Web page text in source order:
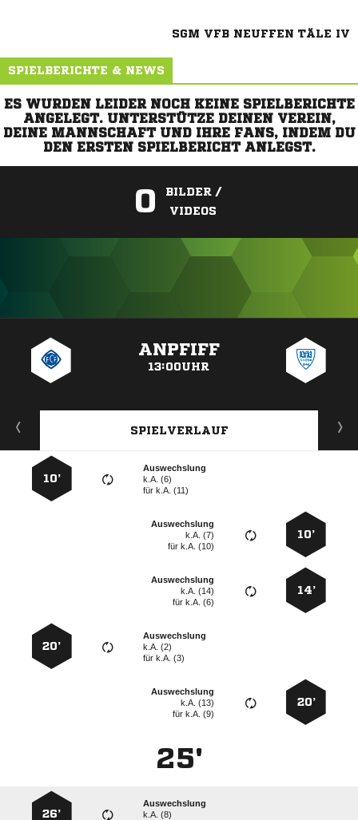
SGM VFB NEUFFEN TÄLE IV
SPIELBERICHTE & NEWS
ES WURDEN LEIDER NOCH KEINE SPIELBERICHTE
ANGELEGT. UNTERSTÜTZE DEINEN VEREIN,
DEINE MANNSCHAFT UND IHRE FANS, INDEM DU
DEN ERSTEN SPIELBERICHT ANLEGST.
0
BILDER /
VIDEOS
ANPFIFF
13:00UHR
SPIELVERLAUF
Auswechslung
k.A. (6)
fürk.A. (11)
10’
10’
Auswechslung
k.A. (7)
fürk.A. (10)
14’
Auswechslung
k.A. (14)
fürk.A. (6)
Auswechslung
k.A. (2)
fürk.A. (3)
20’
20’
Auswechslung
k.A. (13)
fürk.A. (9)
25'
Auswechslung
k.A. (8)
26’